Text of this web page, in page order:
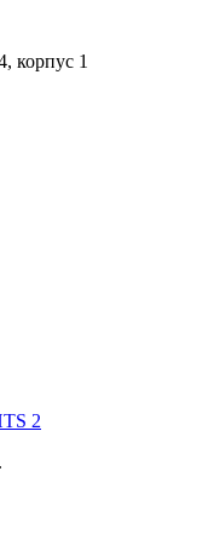
корпус 1
2